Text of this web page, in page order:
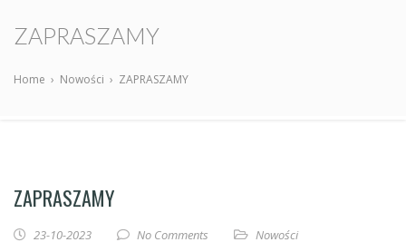
ZAPRASZAMY
Home › Nowości › ZAPRASZAMY
ZAPRASZAMY
23-10-2023 No Comments
Nowości